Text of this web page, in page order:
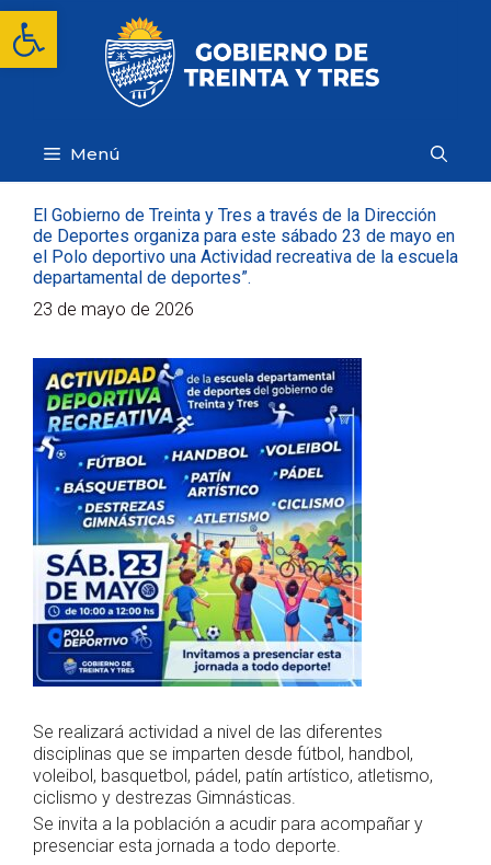
Abrir barra de herramientas
Saltar
contenido
Menú
El Gobierno de Treinta y Tres a través de la Dirección
de Deportes organiza para este sábado 23 de mayo en
el Polo deportivo una Actividad recreativa de la escuela
departamental de deportes”.
23 de mayo de 2026
Se realizará actividad a nivel de las diferentes
disciplinas que se imparten desde fútbol, handbol,
voleibol, basquetbol, pádel, patín artístico, atletismo,
ciclismo y destrezas Gimnásticas.
Se invita a la población a acudir para acompañar y
presenciar esta jornada a todo deporte.